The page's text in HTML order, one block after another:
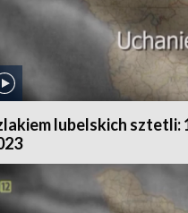
lubelskich sztetli: